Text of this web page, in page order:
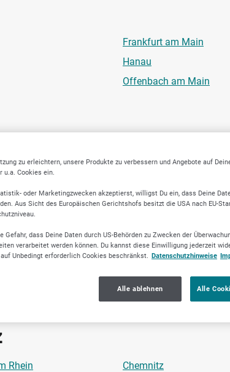
Frankfurt am Main
Hanau
Offenbach am Main
Krefeld
Mönchengladbach
Ratingen
Rhein Chemnitz
zu erleichtern, unsere Produkte zu verbessern und Angebote auf
u.a. Cookies ein.
oder Marketingzwecken akzeptierst, willigst Du ein, dass Deine
Aus Sicht des Europäischen Gerichtshofs besitzt die USA nach EU-
Gefahr, dass Deine Daten durch US-Behörden zu Zwecken der
verarbeitet werden können. Du kannst diese Einwilligung jederzeit
Unbedingt erforderlich Cookies beschränkst. Datenschutzhinweise
Alle ablehnen Alle